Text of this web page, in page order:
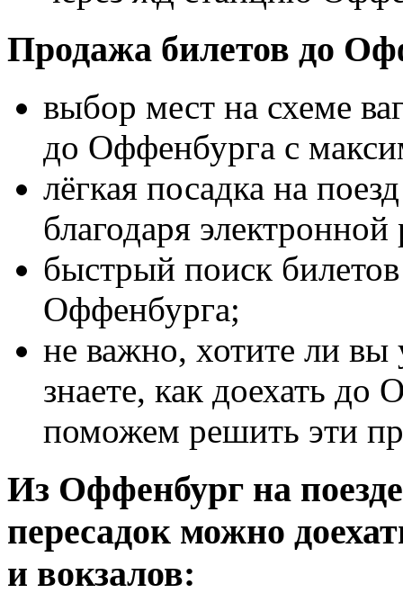
Продажа билетов до
выбор мест на схеме
до Оффенбурга с
лёгкая посадка на
благодаря
быстрый поиск
Оффенбурга;
не важно, хотите ли вы
знаете, как доехать
поможем решить эти
Из Оффенбург на
пересадок можно
и вокзалов: